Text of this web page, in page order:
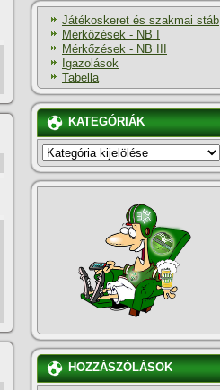
Játékoskeret és szakmai stáb
Mérkőzések - NB I
Mérkőzések - NB III
Igazolások
Tabella
KATEGÓRIÁK
KATEGÓRIÁK
HOZZÁSZÓLÁSOK